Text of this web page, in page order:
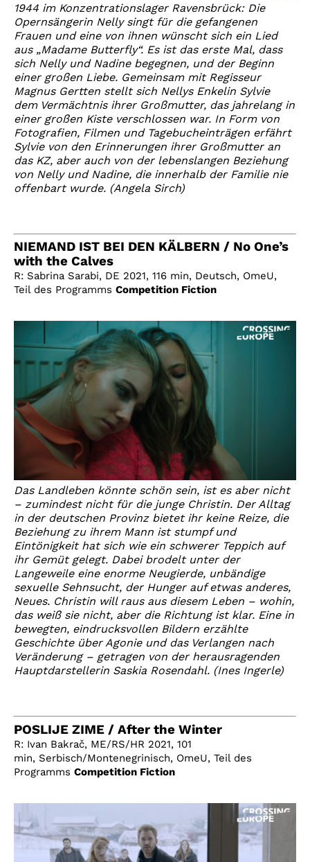
1944 im Konzentrationslager Ravensbrück: Die
Opernsängerin Nelly singt für die gefangenen
Frauen und eine von ihnen wünscht sich ein Lied
aus „Madame Butterfly“. Es ist das erste Mal, dass
sich Nelly und Nadine begegnen, und der Beginn
einer großen Liebe. Gemeinsam mit Regisseur
Magnus Gertten stellt sich Nellys Enkelin Sylvie
dem Vermächtnis ihrer Großmutter, das jahrelang in
einer großen Kiste verschlossen war. In Form von
Fotografien, Filmen und Tagebucheinträgen erfährt
Sylvie von den Erinnerungen ihrer Großmutter an
das KZ, aber auch von der lebenslangen Beziehung
von Nelly und Nadine, die innerhalb der Familie nie
offenbart wurde. (Angela Sirch)
NIEMAND IST BEI DEN KÄLBERN / No One’s
with the Calves
R: Sabrina Sarabi, DE 2021, 116 min, Deutsch, OmeU,
Teil des Programms Competition Fiction
Das Landleben könnte schön sein, ist es aber nicht
– zumindest nicht für die junge Christin. Der Alltag
in der deutschen Provinz bietet ihr keine Reize, die
Beziehung zu ihrem Mann ist stumpf und
Eintönigkeit hat sich wie ein schwerer Teppich auf
ihr Gemüt gelegt. Dabei brodelt unter der
Langeweile eine enorme Neugierde, unbändige
sexuelle Sehnsucht, der Hunger auf etwas anderes,
Neues. Christin will raus aus diesem Leben – wohin,
das weiß sie nicht, aber die Richtung ist klar. Eine in
bewegten, eindrucksvollen Bildern erzählte
Geschichte über Agonie und das Verlangen nach
Veränderung – getragen von der herausragenden
Hauptdarstellerin Saskia Rosendahl. (Ines Ingerle)
POSLIJE ZIME / After the Winter
R: Ivan Bakrač, ME/RS/HR 2021, 101
min, Serbisch/Montenegrinisch, OmeU, Teil des
Programms Competition Fiction